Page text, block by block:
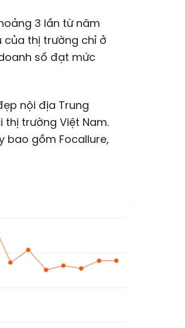
3 lần từ năm
của thị trường chỉ ở
số đạt mức
nội địa Trung
trường Việt Nam.
bao gồm Focallure,